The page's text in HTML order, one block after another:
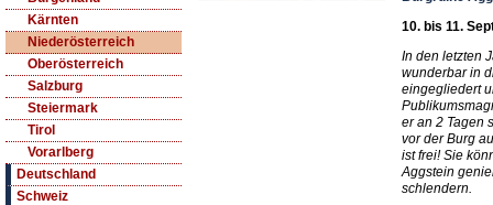
Kärnten
Niederösterreich
Oberösterreich
Salzburg
Steiermark
Tirol
Vorarlberg
Deutschland
Schweiz
10. bis 11.
In den letzten
wunderbar in
eingegliedert
er an 2 Tagen
vor der Burg
ist frei! Sie
Aggstein
schlendern.